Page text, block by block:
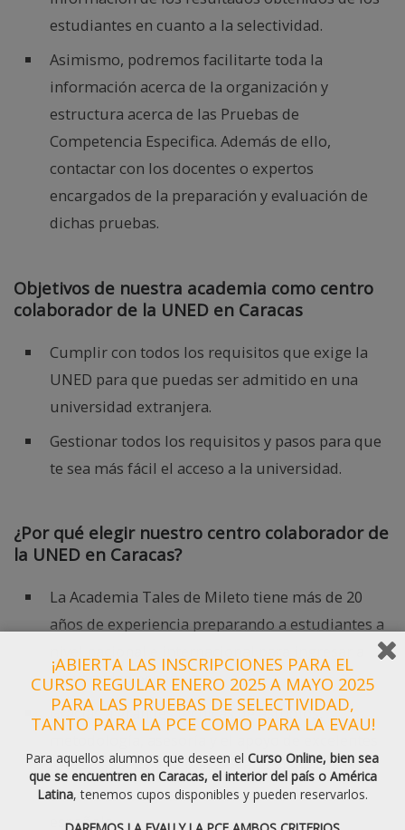
estudiantes en cuanto a la selectividad.
Asimismo, podremos facilitarte toda la
información acerca de la organización y
estructura acerca de las Pruebas de
Competencia Especifica. Además de ello,
contactar con los docentes o expertos
encargados de la preparación y evaluación de
dichas pruebas.
Objetivos de nuestra academia como centro
colaborador de la UNED en Caracas
Cumplir con todos los requisitos que exige la
UNED para que puedas ser admitido en una
universidad extranjera.
Gestionar todos los requisitos y pasos para que
te sea más fácil el acceso a la universidad.
¿Por qué elegir nuestro centro colaborador de
la UNED en Caracas?
La Academia Tales de Mileto tiene más de 20
años de experiencia preparando a estudiantes a
universidad española.
Gracias a grandes técnicas de estudios,
profesores, hemos logrado que el 95% de los
estudiantes logre acceder a una universidad
española.
¡ABIERTA LAS INSCRIPCIONES PARA EL
CURSO REGULAR ENERO 2025 A MAYO 2025
PARA LAS PRUEBAS DE SELECTIVIDAD,
TANTO PARA LA PCE COMO PARA LA EVAU!
Para aquellos alumnos que deseen el Curso Online, bien sea
que se encuentren en Caracas, el interior del país o América
Latina, tenemos cupos disponibles y pueden reservarlos.